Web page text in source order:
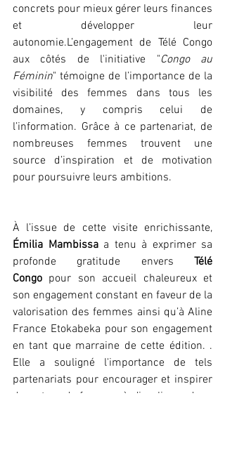
concrets pour mieux gérer leurs finances
et développer leur
autonomie.L’engagement de Télé Congo
aux côtés de l'initiative "Congo au
Féminin" témoigne de l’importance de la
visibilité des femmes dans tous les
domaines, y compris celui de
l’information. Grâce à ce partenariat, de
nombreuses femmes trouvent une
source d’inspiration et de motivation
pour poursuivre leurs ambitions.
Émilia Mambissa a tenu à exprimer sa
profonde gratitude envers Télé
Congo pour son accueil chaleureux et
son engagement constant en faveur de la
valorisation des femmes ainsi qu’à Aline
France Etokabeka pour son engagement
en tant que marraine de cette édition. .
Elle a souligné l'importance de tels
partenariats pour encourager et inspirer
davantage de femmes à s’impliquer dans